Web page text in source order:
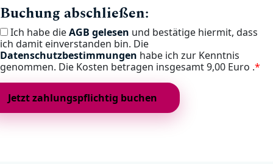
Buchung abschließen:
Ich habe dieAGB gelesen und bestätige hiermit, dass
ich damit einverstanden bin. Die
Datenschutzbestimmungen habe ich zur Kenntnis
genommen. Die Kosten betragen insgesamt9,00 Euro .*